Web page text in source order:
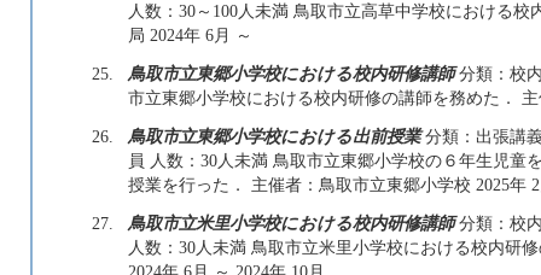
人数：30～100人未満 鳥取市立高草中学校における
局 2024年 6月 ～
25.
鳥取市立東郷小学校における校内研修講師分類：校
市立東郷小学校における校内研修の講師を務めた．
26.
鳥取市立東郷小学校における出前授業分類：出張講
員 人数：30人未満 鳥取市立東郷小学校の６年生児童
授業を行った． 主催者：鳥取市立東郷小学校 2025年
27.
鳥取市立米里小学校における校内研修講師分類：校
人数：30人未満 鳥取市立米里小学校における校内研